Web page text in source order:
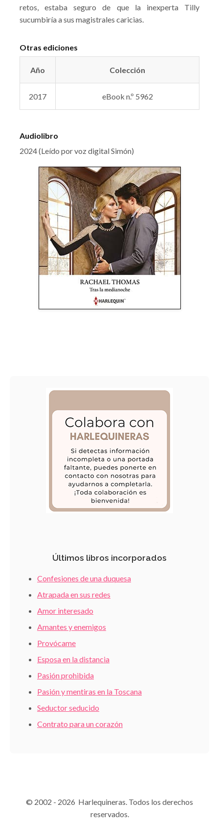
retos, estaba seguro de que la inexperta Tilly
sucumbiría a sus magistrales caricias.
Otras ediciones
Año Colección
2017 eBook n.º 5962
Audiolibro
2024 (Leído por voz digital Simón)
Últimos libros incorporados
Confesiones de una duquesa
Atrapada en sus redes
Amor interesado
Amantes y enemigos
Provócame
Esposa en la distancia
Pasión prohibida
Pasión y mentiras en la Toscana
Seductor seducido
Contrato para un corazón
© 2002 - 2026 Harlequineras. Todos los derechos
reservados.